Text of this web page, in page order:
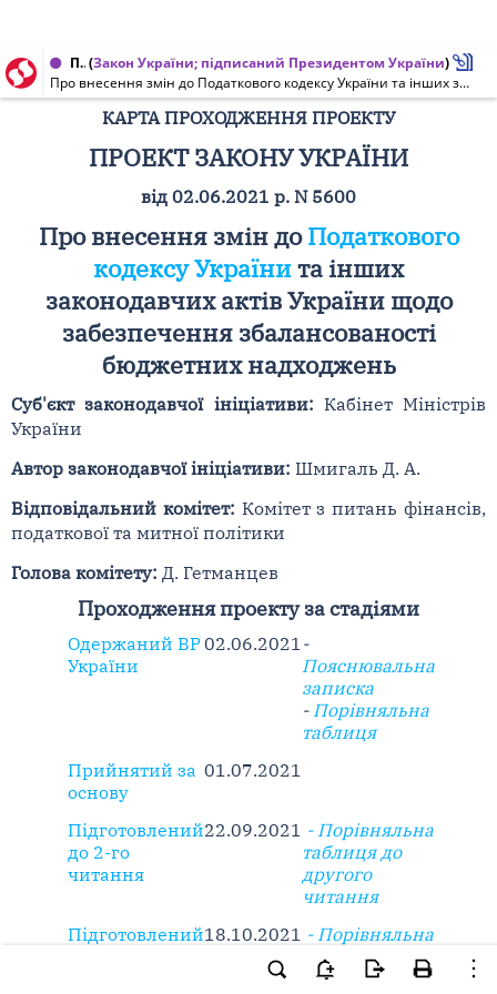
Проект Закону України, Карта проходження проекту від 30.11.2021 № 5600(Закон України; підписаний Президентом України)
Про внесення змін до Податкового кодексу України та інших законодавчих актів України щодо забезпечення збалансованості бюджетних надходжень